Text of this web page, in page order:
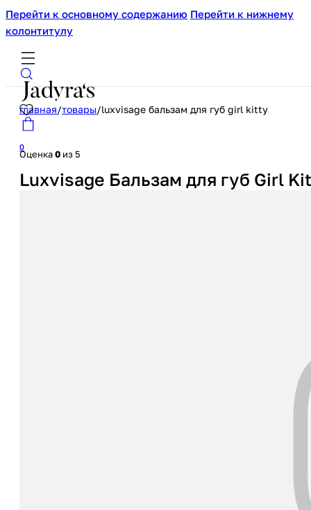
Перейти к основному содержанию Перейти к нижнему
колонтитулу
0
главная/товары/luxvisage бальзам для губ girl kitty
Оценка0 из 5
Luxvisage Бальзам для губ Girl